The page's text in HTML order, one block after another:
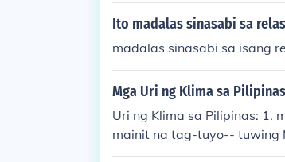
Ito madalas sinasabi sa
madalas sinasabi sa isang
Mga Uri ng Klima sa
Uri ng Klima sa Pilipinas: 1.
mainit na tag-tuyo-- tuwing
yo, Agosto 4. malamig na